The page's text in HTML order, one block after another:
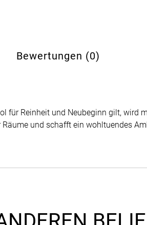
Bewertungen (0)
für Reinheit und Neubeginn gilt,
und schafft ein wohltuendes